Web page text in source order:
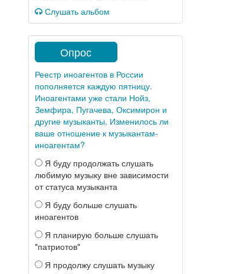
Слушать альбом
Опрос
Реестр иноагентов в России
пополняется каждую пятницу.
Иноагентами уже стали Нойз,
Земфира, Пугачева, Оксимирон и
другие музыканты. Изменилось ли
ваше отношение к музыкантам-
иноагентам?
Я буду продолжать слушать
любимую музыку вне зависимости
от статуса музыканта
Я буду больше слушать
иноагентов
Я планирую больше слушать
"патриотов"
Я продолжу слушать музыку